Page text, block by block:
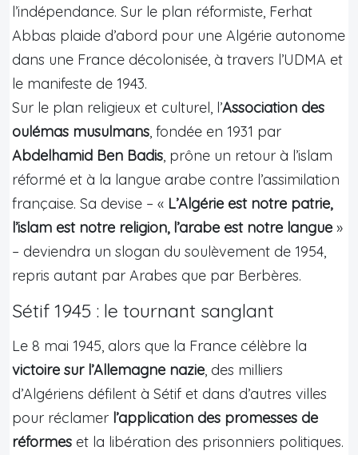
l’indépendance. Sur le plan réformiste, Ferhat
Abbas plaide d’abord pour une Algérie autonome
dans une France décolonisée, à travers l’UDMA et
le manifeste de 1943.
Sur le plan religieux et culturel, l’Association des
oulémas musulmans, fondée en 1931 par
Abdelhamid Ben Badis, prône un retour à l’islam
réformé et à la langue arabe contre l’assimilation
française. Sa devise – « L’Algérie est notre patrie,
l’islam est notre religion, l’arabe est notre langue »
– deviendra un slogan du soulèvement de 1954,
repris autant par Arabes que par Berbères.
Sétif 1945 : le tournant sanglant
Le 8 mai 1945, alors que la France célèbre la
victoire sur l’Allemagne nazie, des milliers
d’Algériens défilent à Sétif et dans d’autres villes
pour réclamer l’application des promesses de
réformes et la libération des prisonniers politiques.